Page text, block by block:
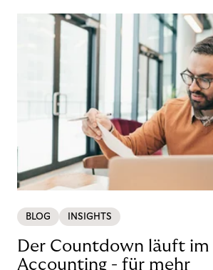
BLOG INSIGHTS
Der Countdown läuft im
Accounting - für mehr